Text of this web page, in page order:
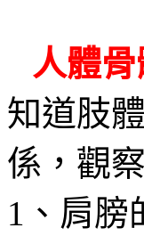
人體
知道肢
係，觀
1 、肩